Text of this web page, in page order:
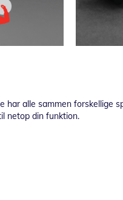
alle sammen forskellige
netop din funktion.